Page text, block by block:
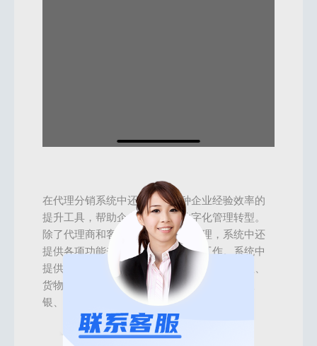
在代理分销系统中还需要有各种企业经验效率的
提升工具，帮助企业快速实现数字化管理转型。
除了代理商和客户运营等方面的管理，系统中还
提供各项功能来帮助我们做好管理工作。系统中
提供的管理工具包括对员工的管理、会员管理、
货物库存和订单管理、财务数据分析、智能收
银、私域营销工具箱等。